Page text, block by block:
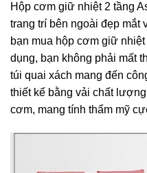
Hộp cơm giữ nhiệt 2 tầng
trang trí bên ngoài đẹp mắt
bạn mua hộp cơm giữ
dụng, bạn không phải mất
túi quai xách mang đến
thiết kế bằng vải chất
cơm, mang tính thẩm mỹ